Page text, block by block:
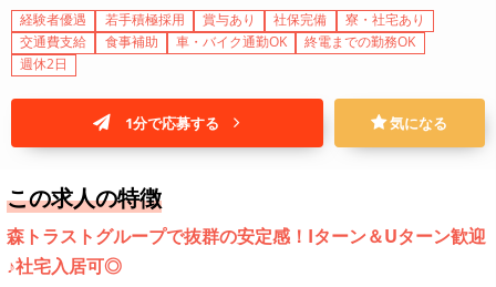
経験者優遇 若手積極採用 賞与あり 社保完備
寮・社宅あり
交通費支給
食事補助 車・バイク通勤OK
終電までの勤務OK
週休2日
1分で応募する 気になる
この求人の特徴
森トラストグループで抜群の安定感！Iターン＆Uターン歓迎
♪社宅入居可◎